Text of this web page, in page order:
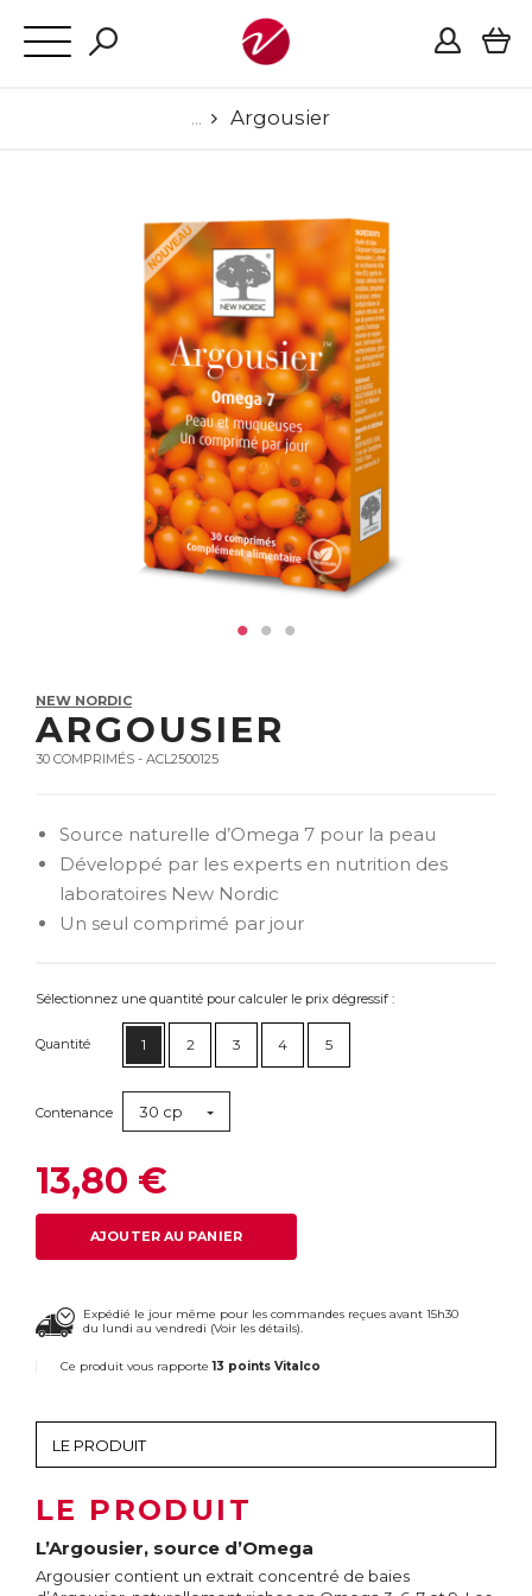
Argousier
NEW NORDIC
ARGOUSIER
30 COMPRIMÉS - ACL2500125
Source naturelle d’Omega 7 pour la peau
Développé par les experts en nutrition des
laboratoires New Nordic
Un seul comprimé par jour
Sélectionnez une quantité pour calculer le prix dégressif :
Quantité 1 2 3 4 5
Contenance 30 cp
13,80 €
AJOUTER AU PANIER
Expédié le jour même pour les commandes reçues avant 15h30
du lundi au vendredi (Voir les détails).
Ce produit vous rapporte13 points Vitalco
LE PRODUIT
L’Argousier, source d’Omega
Argousier contient un extrait concentré de baies